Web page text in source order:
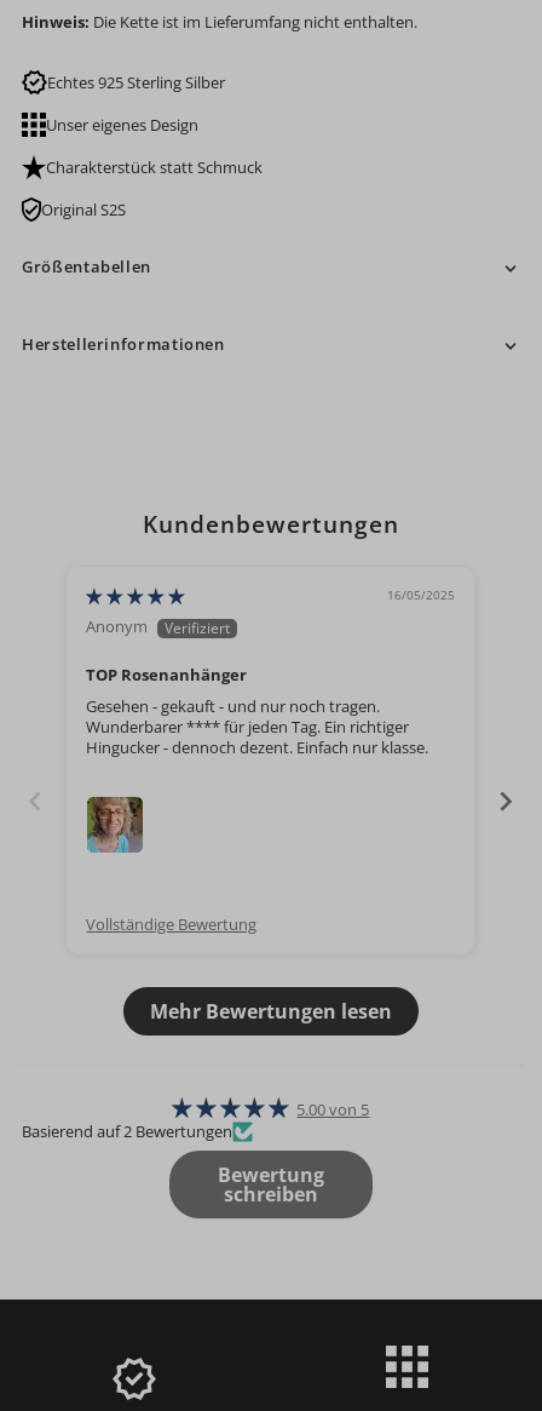
Hinweis: Die Kette ist im Lieferumfang nicht enthalten.
Echtes 925 Sterling Silber
Unser eigenes Design
Charakterstück statt Schmuck
Original S2S
Größentabellen
Herstellerinformationen
Kundenbewertungen
16/05/2025
Anonym
TOP Rosenanhänger
Gesehen - gekauft - und nur noch tragen.
Wunderbarer **** für jeden Tag. Ein richtiger
Hingucker - dennoch dezent. Einfach nur klasse.
Vollständige Bewertung
Mehr Bewertungen lesen
5.00 von 5
Basierend auf 2 Bewertungen
Bewertung
schreiben